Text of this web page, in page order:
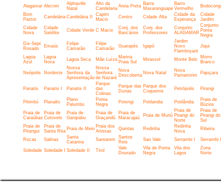
Alagamar Alecrim
Alphaville
Natal
Alto da
Candelaria Areia Preta Barra
Maxaranguape
Barro
Vermelho
Bom
Pastor
Candelária Candelária II
Capim
Macio
Centro Cidade Alta
Cidade da
Esperança
Cidade
Jardim
Cidade
Nova
Cidade
Satélite
Cidade Verde C Macio
Conj. dos
Bancários
Conj. dos
Professores
Conjunto
ALAGAMAR
Conjunto
Ponta
Negra
Dix-Sept
Rosado
Emaús
Felipe
Camarão
Filipe
Camarão
Guarapés Igapó
Jardim
Novo
Flamboyant
Jiqui
Lagoa
Azul
Lagoa
Nova
Lagoa Seca Mãe Luíza Marina
Praia Sul
Mirassol Monte Belo
Morro
Branco
Neópolis Nordeste
Nossa
Senhora da
Apresentação
Nossa
Senhora
de Nazaré
Nova
Descoberta Nova Natal
Nova
Parnamirim
Pajuçara
Panatis Panatis I Panatis II
Parque
das
Colinas
Parque das
Dunas
Parque dos
Coqueiros
Petrópolis Pirangi
Pitimbú Planalto
Plano
Palumbo
Ponta
Negra
Potengi Potilandia Potilândia
Praia de
Búzios
Praia de
Caraúbas
Praia de
Cotovelo
Praia de
Ganipabu
Praia de
Graçandú
Praia de
Maracajaú
Praia de Muriú
Praia de
Pirangi do
Norte
Praia de
Pirangi do
Sul
Praia de
Pitangui
Praia de
Santa Rita Praia do Meio Praia dos
Artistas
Quintas Redinha
Redinha
Nova
Ribeira
Rocas Salinas
Santa
Catarina
Santarem
Santos
Reis
San Vale Serrambi I Serrambi
Soledade Soledade I Soledade II Tirol
Vale
Dourado
Vila de Ponta
Negra
Vila dos
Lagos
Zona
Norte